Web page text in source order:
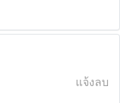
แจ้งลบ